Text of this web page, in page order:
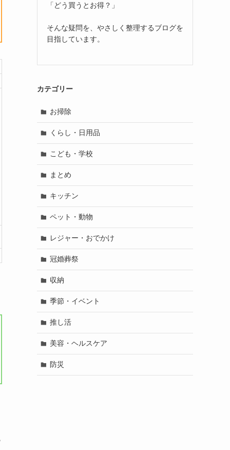
「どう買うとお得？」
そんな疑問を、やさしく整理するブログを
目指しています。
カテゴリー
お掃除
くらし・日用品
こども・学校
まとめ
キッチン
ペット・動物
レジャー・おでかけ
冠婚葬祭
収納
季節・イベント
推し活
美容・ヘルスケア
防災